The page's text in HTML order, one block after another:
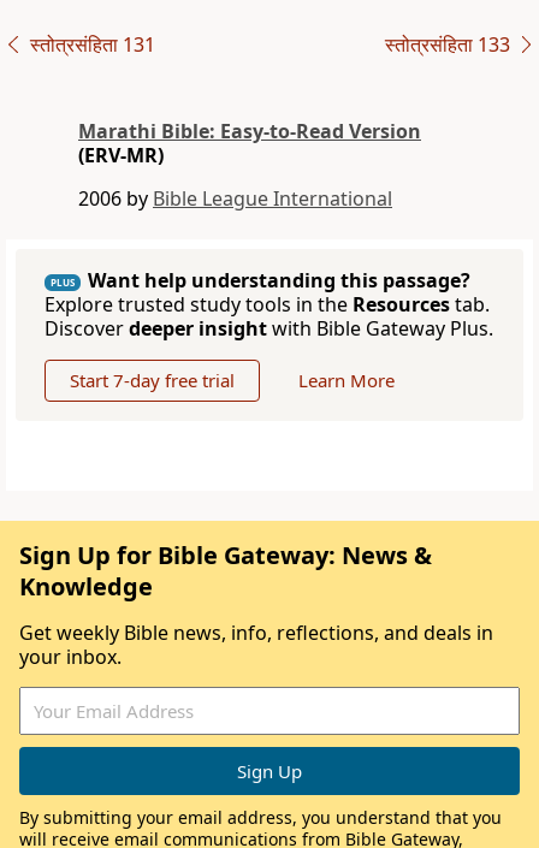
स्तोत्रसंहिता 131 स्तोत्रसंहिता 133
Marathi Bible: Easy-to-Read Version
(ERV-MR)
2006 by Bible League International
PLUS
Want help understanding this passage?
Explore trusted study tools in the Resourcestab.
Discoverdeeper insightwith Bible Gateway Plus.
Start 7-day free trial Learn More
Sign Up for Bible Gateway: News &
Knowledge
Get weekly Bible news, info, reflections, and deals in
your inbox.
By submitting your email address, you understand that you
will receive email communications from Bible Gateway,